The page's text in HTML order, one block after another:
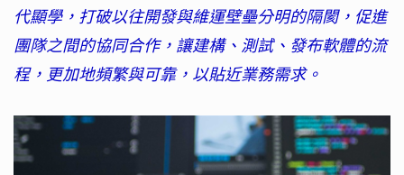
代顯學，打破以往開發與維運壁壘分明的隔閡，促進
團隊之間的協同合作，讓建構、測試、發布軟體的流
程，更加地頻繁與可靠，以貼近業務需求。